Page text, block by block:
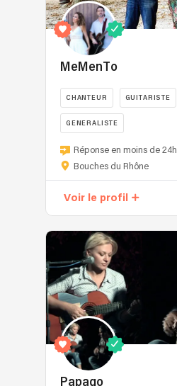
MeMenTo
CHANTEUR GUITARISTE
GENERALISTE
MeMenTo,
un
acoustique
revisite
le
répertoire
des
années
60
à
aujourd'hui
!
Réponse en moins de 24h
Bouches du Rhône
Voir le profil
Papago